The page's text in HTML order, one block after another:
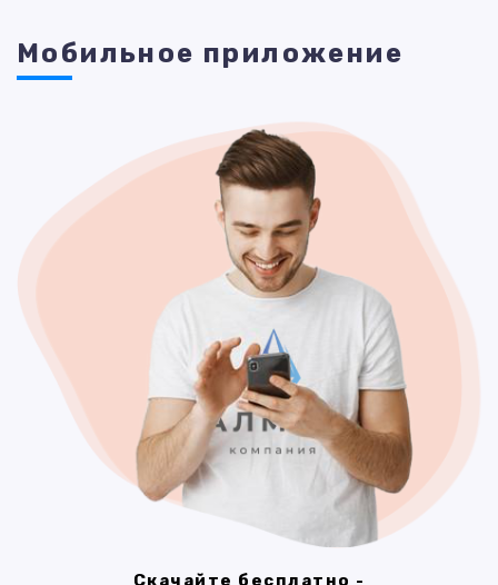
Мобильное приложение